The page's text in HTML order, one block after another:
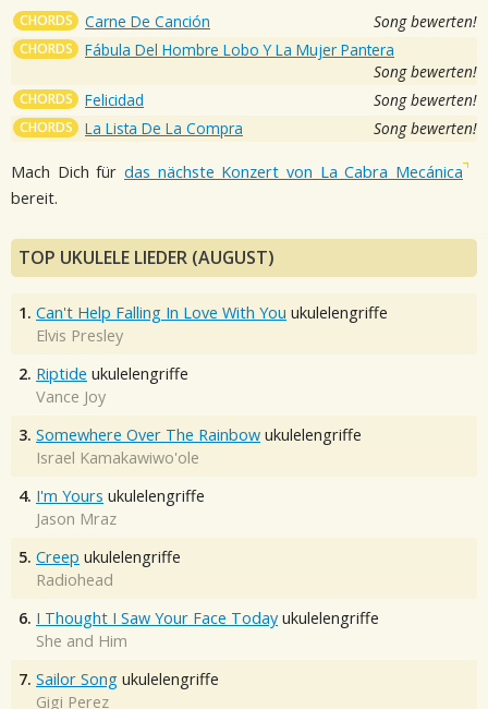
CHORDS Carne De Canción Song bewerten!
CHORDS
Fábula Del Hombre Lobo Y La Mujer Pantera
Song bewerten!
CHORDS Felicidad Song bewerten!
CHORDS La Lista De La Compra Song bewerten!
Mach Dich für das nächste Konzert von La Cabra Mecánica
bereit.
TOP UKULELE LIEDER (AUGUST)
1. Can't Help Falling In Love With You ukulelengriffe
Elvis Presley
2. Riptide ukulelengriffe
Vance Joy
3. Somewhere Over The Rainbow ukulelengriffe
Israel Kamakawiwo'ole
4. I'm Yours ukulelengriffe
Jason Mraz
5. Creep ukulelengriffe
Radiohead
6. I Thought I Saw Your Face Today ukulelengriffe
She and Him
7. Sailor Song ukulelengriffe
Gigi Perez